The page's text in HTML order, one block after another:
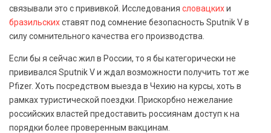
связывали это с прививкой. Исследования словацкихи
бразильскихставят под сомнение безопасность Sputnik V в
силу сомнительного качества его производства.
Если бы я сейчас жил в России, то я бы категорически не
прививался Sputnik V и ждал возможности получить тот же
Pfizer. Хоть посредством выезда в Чехию на курсы, хоть в
рамках туристической поездки. Прискорбно нежелание
российских властей предоставить россиянам доступ к на
порядки более проверенным вакцинам.